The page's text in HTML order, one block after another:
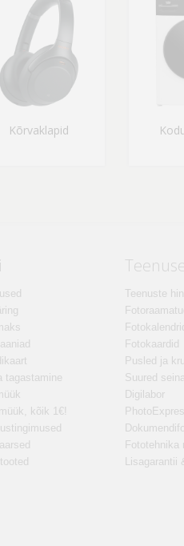
Kõrvaklapid
tagastamine
kõik 1€!
Teenuste
Fotokaardid
Pusled ja
Suured
Digilabor
Fototehnika
Lisagarantii